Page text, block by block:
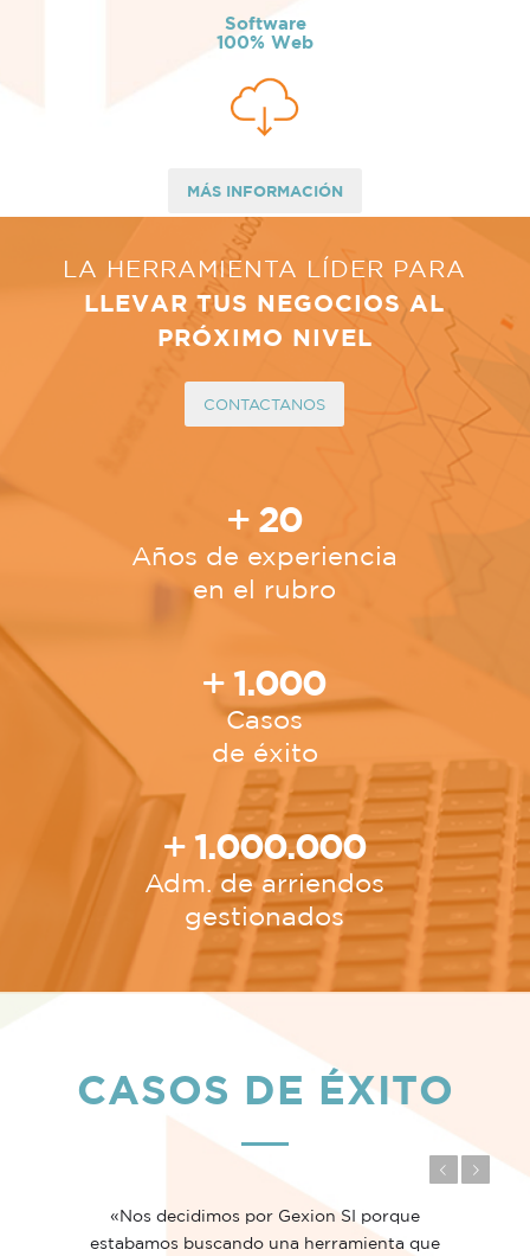
Software
100% Web
MÁS INFORMACIÓN
LA HERRAMIENTA LÍDER PARA
LLEVAR TUS NEGOCIOS AL
PRÓXIMO NIVEL
CONTACTANOS
20
Años de experiencia
en el rubro
1.000
Casos
de éxito
1.000.000
Adm. de arriendos
gestionados
CASOS DE ÉXITO
«Nos decidimos por Gexion SI porque
estabamos buscando una herramienta que